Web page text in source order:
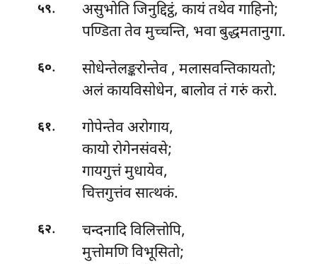
५९.
असुभोति जिनुद्दिट्ठं, कायं तथेव गाहिनो;
पण्डिता तेव मुच्चन्ति, भवा बुद्धमतानुगा.
६०. सोधेन्तेलङ्करोन्तेव , मलासवन्तिकायतो;
अलं कायविसोधेन, बालोव तं गरुं करो.
६१.
गोपेन्तेव अरोगाय,
कायो रोगेनसंवसे;
गायगुत्तं मुधायेव,
चित्तगुत्तंव सात्थकं.
६२. चन्दनादिविलित्तोपि,
मुत्तोमणि विभूसितो;